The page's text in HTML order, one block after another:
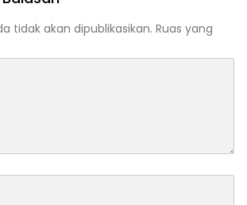
tidak akan dipublikasikan. Ruas yang